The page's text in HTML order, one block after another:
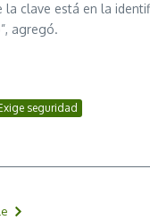
clave está en la
agregó.
seguridad